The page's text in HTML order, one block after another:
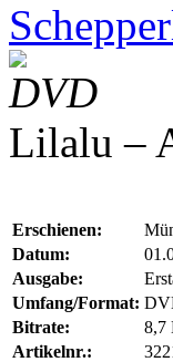
DVD
Lilalu –
Erschienen:
Datum:
Ausgabe:
Umfang/Format:
Bitrate:
8,7
Artikelnr.: